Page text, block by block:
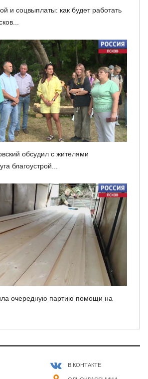
и соцвыплаты: как будет работать
обсудил с жителями
благоустрой...
очередную партию помощи на
В КОНТАКТЕ